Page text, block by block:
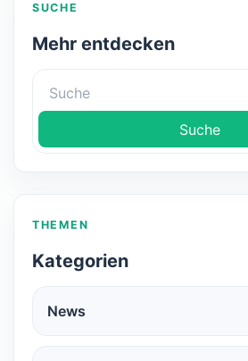
SUCHE
Mehr entdecken
Suche
THEMEN
Kategorien
News